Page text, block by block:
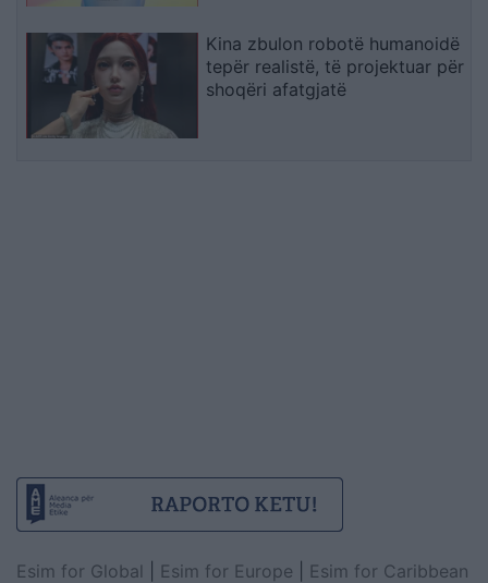
Kina zbulon robotë humanoidë
tepër realistë, të projektuar për
shoqëri afatgjatë
Esim for Global Esim for Europe
Esim for Caribbean